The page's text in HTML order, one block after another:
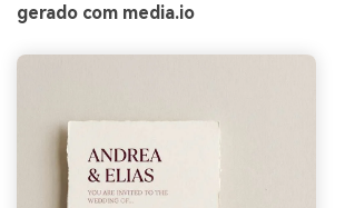
gerado com media.io